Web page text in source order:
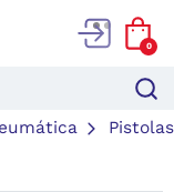
0
Pistolas